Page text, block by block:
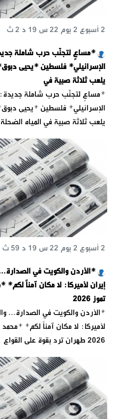
*مساعٍ لتجنّب حرب شاملة
يلعب ثلاثة صبية في
2 أسبوع 2 يوم 22 س 19 د 2 ث
*مساعٍ لتجنّب حرب شاملة جديدة:
يلعب ثلاثة صبية في المياه
*الأردن والكويت في
تموز 2026
2 أسبوع 2 يوم 22 س 19 د 59 ث
*الأردن والكويت في الصدارة...
2026 طهران ترد بقوة على القواع